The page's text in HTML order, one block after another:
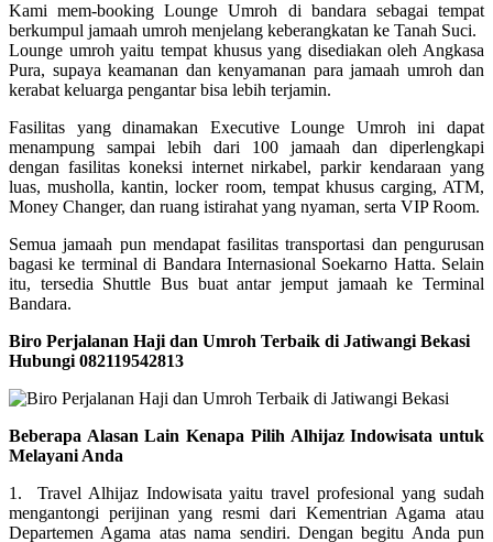
Kami mem-booking Lounge Umroh di bandara sebagai tempat
berkumpul jamaah umroh menjelang keberangkatan ke Tanah Suci.
Lounge umroh yaitu tempat khusus yang disediakan oleh Angkasa
Pura, supaya keamanan dan kenyamanan para jamaah umroh dan
kerabat keluarga pengantar bisa lebih terjamin.
Fasilitas yang dinamakan Executive Lounge Umroh ini dapat
menampung sampai lebih dari 100 jamaah dan diperlengkapi
dengan fasilitas koneksi internet nirkabel, parkir kendaraan yang
luas, musholla, kantin, locker room, tempat khusus carging, ATM,
Money Changer, dan ruang istirahat yang nyaman, serta VIP Room.
Semua jamaah pun mendapat fasilitas transportasi dan pengurusan
bagasi ke terminal di Bandara Internasional Soekarno Hatta. Selain
itu, tersedia Shuttle Bus buat antar jemput jamaah ke Terminal
Bandara.
Biro Perjalanan Haji dan Umroh Terbaik di Jatiwangi Bekasi
Hubungi 082119542813
Beberapa Alasan Lain Kenapa Pilih Alhijaz Indowisata untuk
Melayani Anda
1. Travel Alhijaz Indowisata yaitu travel profesional yang sudah
mengantongi perijinan yang resmi dari Kementrian Agama atau
Departemen Agama atas nama sendiri. Dengan begitu Anda pun